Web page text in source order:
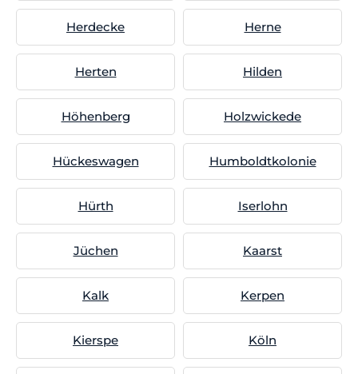
Herdecke Herne
Herten Hilden
Höhenberg Holzwickede
Hückeswagen Humboldtkolonie
Hürth Iserlohn
Jüchen Kaarst
Kalk Kerpen
Kierspe Köln